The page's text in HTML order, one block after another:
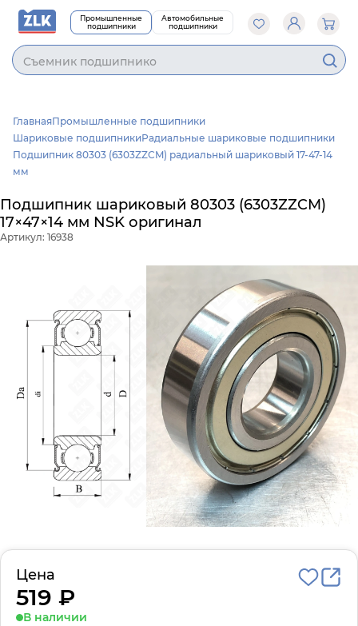
Промышленные
подшипники
Автомобильные
подшипники
Cъемник подшипников
ГлавнаяПромышленные подшипники
Шариковые подшипникиРадиальные шариковые подшипники
Подшипник 80303 (6303ZZCM) радиальный шариковый 17-47-14
мм
Подшипник шариковый 80303 (6303ZZCM)
17×47×14 мм NSK оригинал
Артикул: 16938
Цена
519 ₽
В наличии